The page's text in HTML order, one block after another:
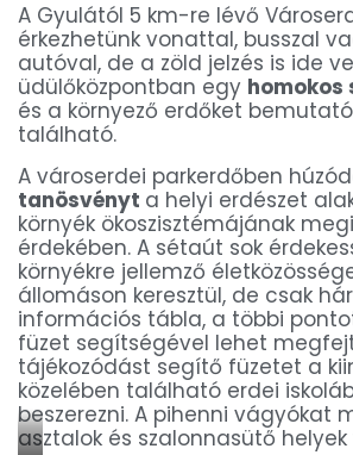
A Gyulától 5 km-re lévő
érkezhetünk vonattal, busszal
autóval, de a zöld jelzés is ide
üdülőközpontban egy
és a környező erdőket
található.
A városerdei parkerdőben
tanösvényt a helyi erdészet
környék ökoszisztémájának
érdekében. A sétaút sok
környékre jellemző
állomáson keresztül, de csak
információs tábla, a többi
füzet segítségével lehet
tájékozódást segítő füzetet a
közelében található erdei
beszerezni. A pihenni vágyókat
asztalok és szalonnasütő helyek